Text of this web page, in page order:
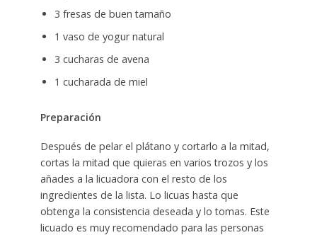
3 fresas de buen tamaño
1 vaso de yogur natural
3 cucharas de avena
1 cucharada de miel
Preparación
Después de pelar el plátano y cortarlo a la mitad,
cortas la mitad que quieras en varios trozos y los
añades a la licuadora con el resto de los
ingredientes de la lista. Lo licuas hasta que
obtenga la consistencia deseada y lo tomas. Este
licuado es muy recomendado para las personas